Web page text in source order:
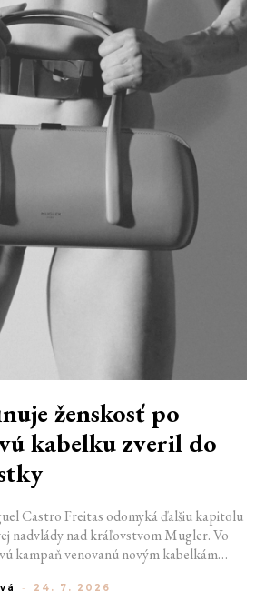
ženskosť po
kabelku zveril do
Castro Freitas odomyká ďalšiu kapitolu
nadvlády nad kráľovstvom Mugler. Vo
kampaň venovanú novým kabelkám
- 24. 7. 2026